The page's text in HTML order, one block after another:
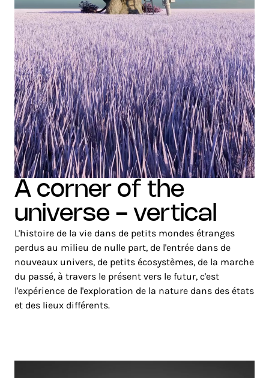
a corner of the
universe - vertical
L'histoire de la vie dans de petits mondes étranges
perdus au milieu de nulle part, de l'entrée dans de
nouveaux univers, de petits écosystèmes, de la marche
du passé, à travers le présent vers le futur, c'est
l'expérience de l'exploration de la nature dans des états
et des lieux différents.